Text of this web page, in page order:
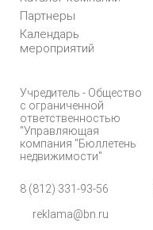
Партнеры
Календарь
мероприятий
Учредитель - Общество
с ограниченной
ответственностью
"Управляющая
компания "Бюллетень
недвижимости"
8 (812) 331-93-56
reklama@bn.ru